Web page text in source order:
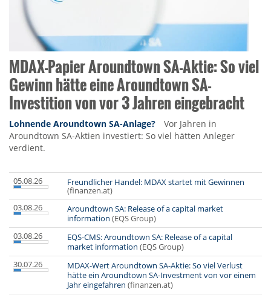
MDAX-Papier Aroundtown SA-Aktie: So viel
Gewinn hätte eine Aroundtown SA-
Investition von vor 3 Jahren eingebracht
Lohnende Aroundtown SA-Anlage?
Vor Jahren in
Aroundtown SA-Aktien investiert: So viel hätten Anleger
verdient.
05.08.26 Freundlicher Handel: MDAX startet mit Gewinnen
(finanzen.at)
03.08.26
Aroundtown SA: Release of a capital market
information (EQS Group)
03.08.26
EQS-CMS: Aroundtown SA: Release of a capital
market information (EQS Group)
30.07.26
MDAX-Wert Aroundtown SA-Aktie: So viel Verlust
hätte ein Aroundtown SA-Investment von vor einem
Jahr eingefahren (finanzen.at)